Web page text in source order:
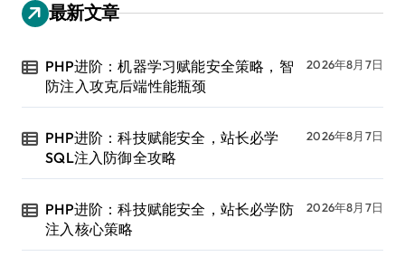
最新文章
PHP进阶：机器学习赋能安全策略，智
防注入攻克后端性能瓶颈
2026年8月7日
PHP进阶：科技赋能安全，站长必学
SQL注入防御全攻略
2026年8月7日
PHP进阶：科技赋能安全，站长必学防
注入核心策略
2026年8月7日